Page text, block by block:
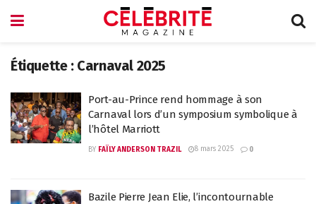
Étiquette : Carnaval 2025
Port-au-Prince rend hommage à son
Carnaval lors d’un symposium symbolique à
l’hôtel Marriott
BY FAÏLY ANDERSON TRAZIL 8 mars 2025 0
Bazile Pierre Jean Elie, l’incontournable